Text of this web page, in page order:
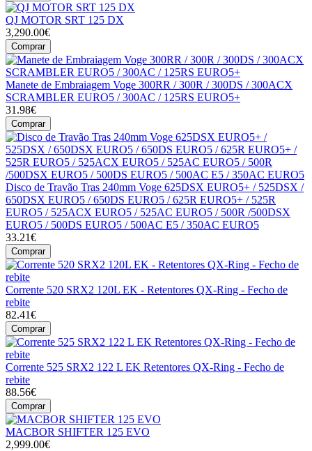
QJ MOTOR SRT 125 DX
3,290.00€
Comprar
Manete de Embraiagem Voge 300RR / 300R / 300DS / 300ACX
SCRAMBLER EURO5 / 300AC / 125RS EURO5+
31.98€
Comprar
Disco de Travão Tras 240mm Voge 625DSX EURO5+ / 525DSX /
650DSX EURO5 / 650DS EURO5 / 625R EURO5+ / 525R
EURO5 / 525ACX EURO5 / 525AC EURO5 / 500R /500DSX
EURO5 / 500DS EURO5 / 500AC E5 / 350AC EURO5
33.21€
Comprar
Corrente 520 SRX2 120L EK - Retentores QX-Ring - Fecho de
rebite
82.41€
Comprar
Corrente 525 SRX2 122 L EK Retentores QX-Ring - Fecho de
rebite
88.56€
Comprar
MACBOR SHIFTER 125 EVO
2,999.00€